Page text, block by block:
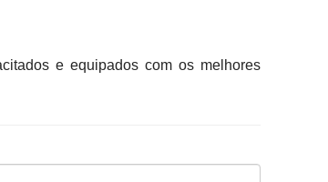
e equipados com os melhores